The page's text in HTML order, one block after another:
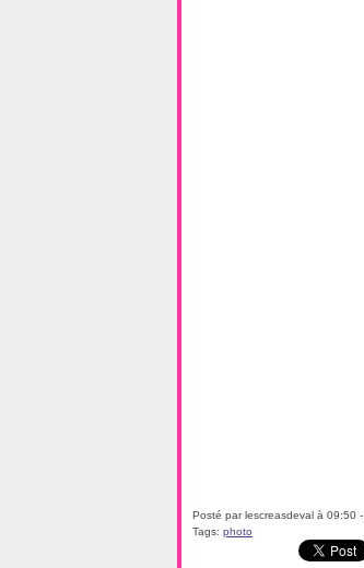
Posté par lescreasdeval à 09:50 -
Tags: photo